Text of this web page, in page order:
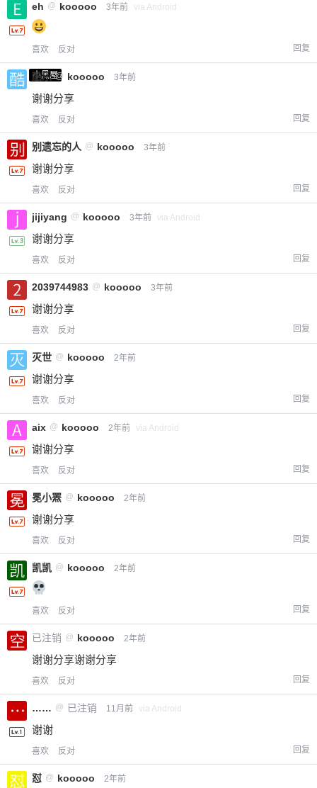
eh @ kooooo 3年前 via Android
喜欢 反对 回复
小黑屋
酷乐 @ kooooo 3年前
谢谢分享
喜欢 反对 回复
别遗忘的人 @ kooooo 3年前
谢谢分享
喜欢 反对 回复
jijiyang @ kooooo 3年前 via Android
谢谢分享
喜欢 反对 回复
2039744983 @ kooooo 3年前
谢谢分享
喜欢 反对 回复
灭世 @ kooooo 2年前
谢谢分享
喜欢 反对 回复
aix @ kooooo 2年前 via Android
谢谢分享
喜欢 反对 回复
冕小罴 @ kooooo 2年前
谢谢分享
喜欢 反对 回复
凯凯 @ kooooo 2年前
喜欢 反对 回复
已注销 @ kooooo 2年前
谢谢分享谢谢分享
喜欢 反对 回复
…… @ 已注销 11月前 via Android
谢谢
喜欢 反对 回复
怼 @ kooooo 2年前